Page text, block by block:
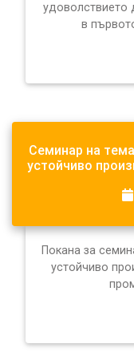
удоволствието
в
Семинар на
устойчиво
Покана за
устойчиво